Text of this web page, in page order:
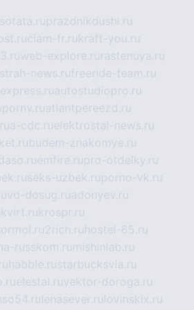
prazdnikdushi.ru
ciam-fr.rukraft-you.ru
web-explore.ru rastenuya.ru
strah-news.rufreeride-team.ru
autostudiopro.ru
pornv.ruatlantpereezd.ru
a-cdc.ruelektrostal-news.ru
budem-znakomye.ru
emfire.rupro-otdelky.ru
seks-uzbek.ruporno-vk.ru
vd-dosug.ruadonyev.ru
krospr.ru
2rich.ru hostel-65.ru
russkom.ru mishinlab.ru
habble.rustarbucksvia.ru
elestal.ruvektor-doroga.ru
lenasever.ru lovinskix.ru